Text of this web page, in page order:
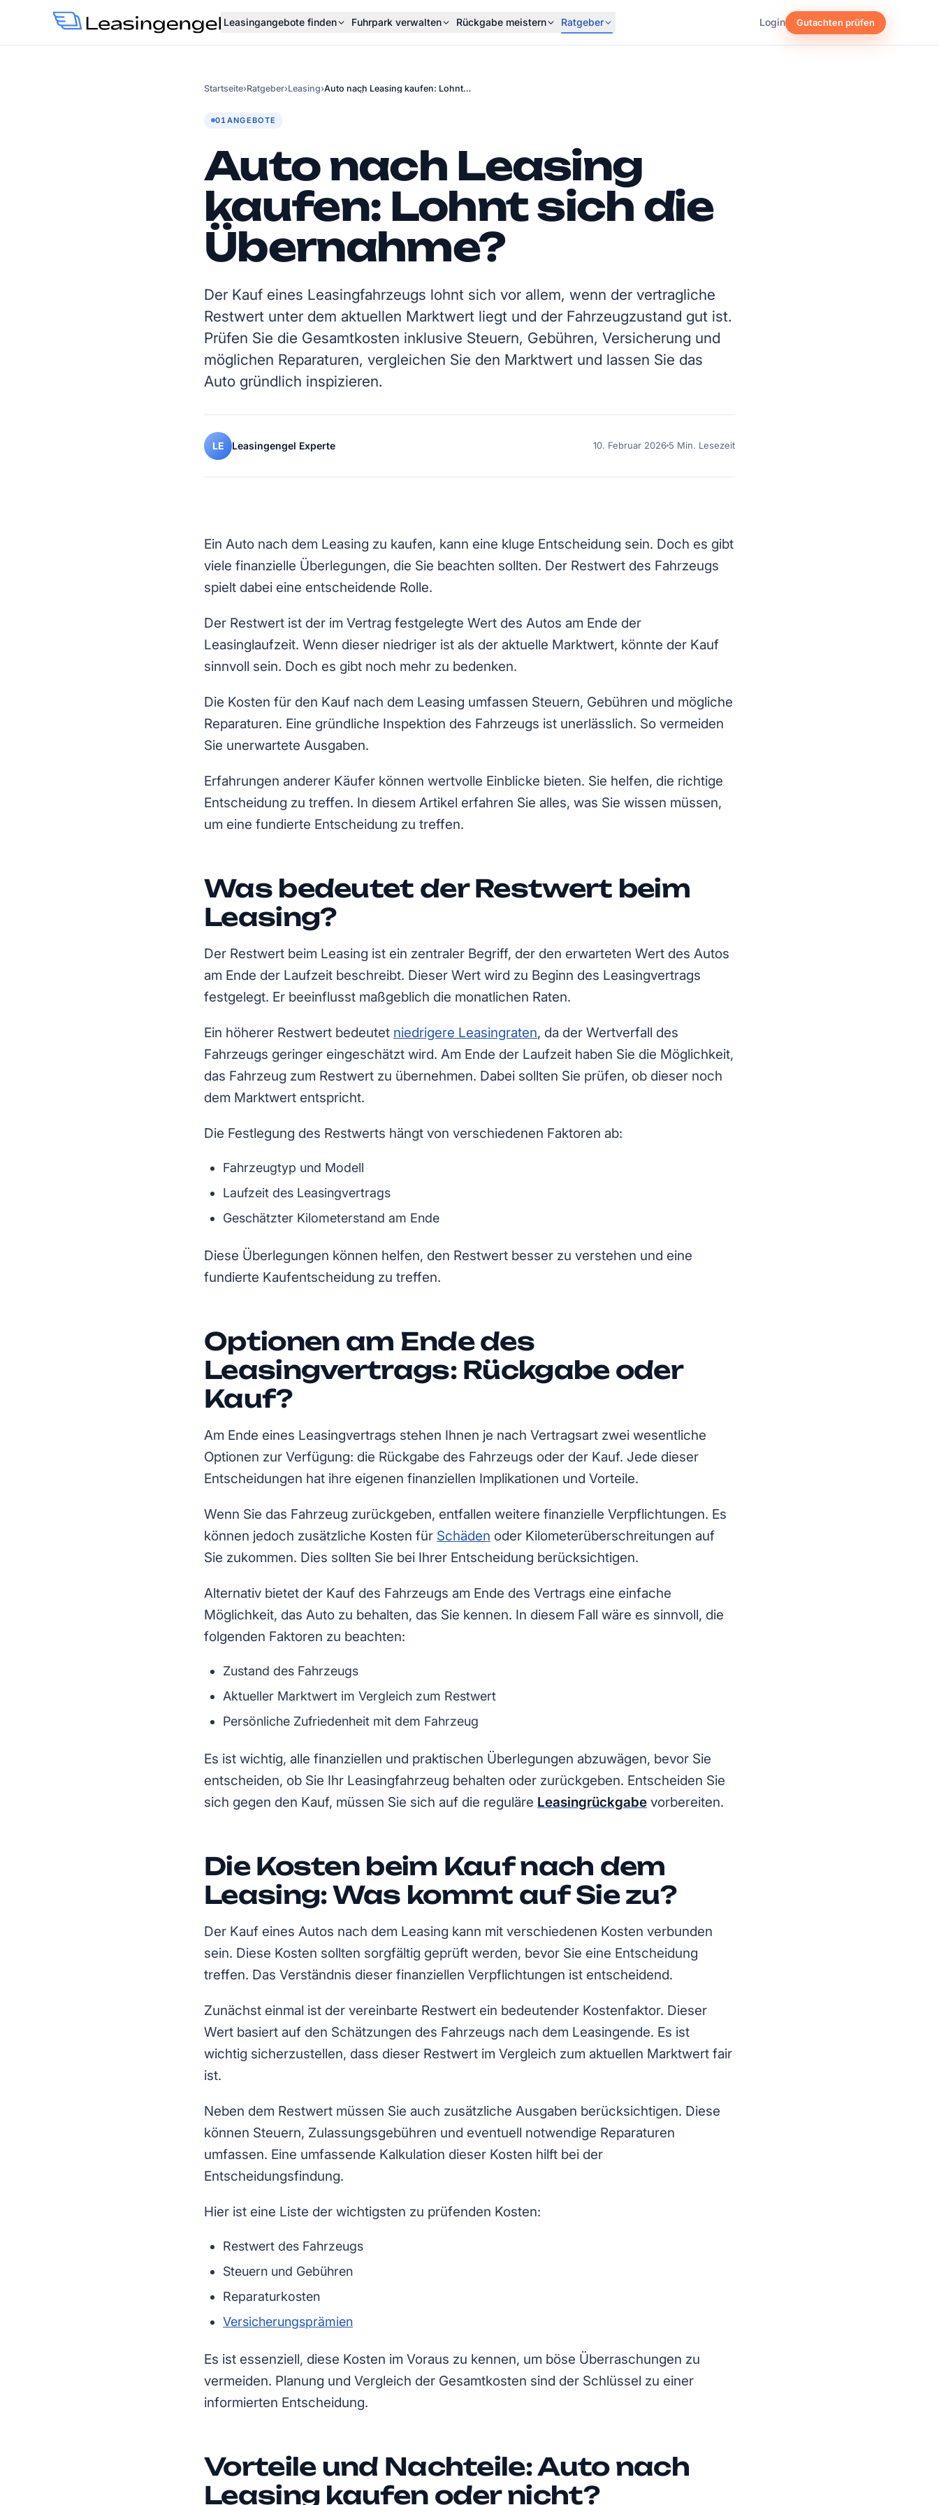
Leasingangebote finden Fuhrpark verwalten Rückgabe meistern Ratgeber Login Gutachten prüfen
Startseite›Ratgeber›Leasing›Auto nach Leasing kaufen: Lohnt
01 ANGEBOTE
Auto nach Leasing
kaufen: Lohnt sich die
Übernahme?
Der Kauf eines Leasingfahrzeugs lohnt sich vor allem, wenn der vertragliche
Restwert unter dem aktuellen Marktwert liegt und der Fahrzeugzustand gut ist.
Prüfen Sie die Gesamtkosten inklusive Steuern, Gebühren, Versicherung und
möglichen Reparaturen, vergleichen Sie den Marktwert und lassen Sie das
Auto gründlich inspizieren.
LE Leasingengel Experte 10. Februar 2026 5 Min. Lesezeit
ANEin Auto nach dem Leasing zu kaufen, kann eine kluge Entscheidung sein. Doch es gibt
viele finanzielle Überlegungen, die Sie beachten sollten. Der Restwert des Fahrzeugs
spielt dabei eine entscheidende Rolle.
Der Restwert ist der im Vertrag festgelegte Wert des Autos am Ende der
Leasinglaufzeit. Wenn dieser niedriger ist als der aktuelle Marktwert, könnte der Kauf
sinnvoll sein. Doch es gibt noch mehr zu bedenken.
Die Kosten für den Kauf nach dem Leasing umfassen Steuern, Gebühren und mögliche
Reparaturen. Eine gründliche Inspektion des Fahrzeugs ist unerlässlich. So vermeiden
Sie unerwartete Ausgaben.
Erfahrungen anderer Käufer können wertvolle Einblicke bieten. Sie helfen, die richtige
Entscheidung zu treffen. In diesem Artikel erfahren Sie alles, was Sie wissen müssen,
um eine fundierte Entscheidung zu treffen.
Was bedeutet der Restwert beim
Leasing?
Der Restwert beim Leasing ist ein zentraler Begriff, der den erwarteten Wert des Autos
am Ende der Laufzeit beschreibt. Dieser Wert wird zu Beginn des Leasingvertrags
festgelegt. Er beeinflusst maßgeblich die monatlichen Raten.
Ein höherer Restwert bedeutet niedrigere Leasingraten, da der Wertverfall des
Fahrzeugs geringer eingeschätzt wird. Am Ende der Laufzeit haben Sie die Möglichkeit,
das Fahrzeug zum Restwert zu übernehmen. Dabei sollten Sie prüfen, ob dieser noch
dem Marktwert entspricht.
Die Festlegung des Restwerts hängt von verschiedenen Faktoren ab:
Fahrzeugtyp und Modell
Laufzeit des Leasingvertrags
Geschätzter Kilometerstand am Ende
Diese Überlegungen können helfen, den Restwert besser zu verstehen und eine
fundierte Kaufentscheidung zu treffen.
Optionen am Ende des
Leasingvertrags: Rückgabe oder
Kauf?
Am Ende eines Leasingvertrags stehen Ihnen je nach Vertragsart zwei wesentliche
Optionen zur Verfügung: die Rückgabe des Fahrzeugs oder der Kauf. Jede dieser
Entscheidungen hat ihre eigenen finanziellen Implikationen und Vorteile.
Wenn Sie das Fahrzeug zurückgeben, entfallen weitere finanzielle Verpflichtungen. Es
können jedoch zusätzliche Kosten für Schäden oder Kilometerüberschreitungen auf
Sie zukommen. Dies sollten Sie bei Ihrer Entscheidung berücksichtigen.
Alternativ bietet der Kauf des Fahrzeugs am Ende des Vertrags eine einfache
Möglichkeit, das Auto zu behalten, das Sie kennen. In diesem Fall wäre es sinnvoll, die
folgenden Faktoren zu beachten:
Zustand des Fahrzeugs
Aktueller Marktwert im Vergleich zum Restwert
Persönliche Zufriedenheit mit dem Fahrzeug
Es ist wichtig, alle finanziellen und praktischen Überlegungen abzuwägen, bevor Sie
entscheiden, ob Sie Ihr Leasingfahrzeug behalten oder zurückgeben. Entscheiden Sie
sich gegen den Kauf, müssen Sie sich auf die reguläre Leasingrückgabe vorbereiten.
Die Kosten beim Kauf nach dem
Leasing: Was kommt auf Sie zu?
Der Kauf eines Autos nach dem Leasing kann mit verschiedenen Kosten verbunden
sein. Diese Kosten sollten sorgfältig geprüft werden, bevor Sie eine Entscheidung
treffen. Das Verständnis dieser finanziellen Verpflichtungen ist entscheidend.
Zunächst einmal ist der vereinbarte Restwert ein bedeutender Kostenfaktor. Dieser
Wert basiert auf den Schätzungen des Fahrzeugs nach dem Leasingende. Es ist
wichtig sicherzustellen, dass dieser Restwert im Vergleich zum aktuellen Marktwert fair
ist.
Neben dem Restwert müssen Sie auch zusätzliche Ausgaben berücksichtigen. Diese
können Steuern, Zulassungsgebühren und eventuell notwendige Reparaturen
umfassen. Eine umfassende Kalkulation dieser Kosten hilft bei der
Entscheidungsfindung.
Hier ist eine Liste der wichtigsten zu prüfenden Kosten:
Restwert des Fahrzeugs
Steuern und Gebühren
Reparaturkosten
Versicherungsprämien
Es ist essenziell, diese Kosten im Voraus zu kennen, um böse Überraschungen zu
vermeiden. Planung und Vergleich der Gesamtkosten sind der Schlüssel zu einer
informierten Entscheidung.
Vorteile und Nachteile: Auto nach
Leasing kaufen oder nicht?